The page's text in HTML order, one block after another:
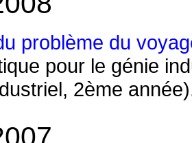
problème du
pour le génie
2ème